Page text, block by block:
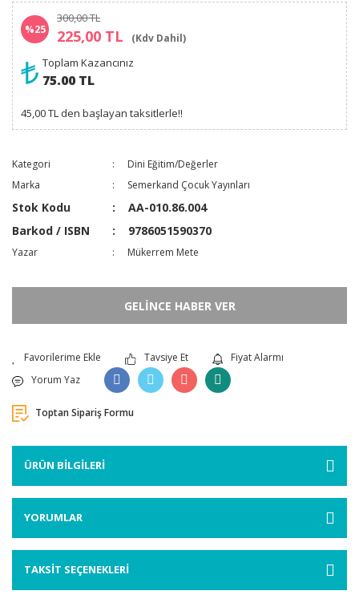
%25
300,00 TL
225,00 TL (Kdv Dahil)
Toplam Kazancınız
75.00 TL
45,00 TL den başlayan taksitlerle!!
Kategori
Dini Eğitim/Değerler
Marka
Semerkand Çocuk Yayınları
Stok Kodu
AA-010.86.004
Barkod / ISBN
9786051590370
Yazar Mükerrem Mete
GELİNCE HABER VER
Tavsiye Et
Fiyat Alarmı
Yorum Yaz
Toptan Sipariş Formu
ÜRÜN BİLGİLERİ
YORUMLAR
TAKSİT SEÇENEKLERİ